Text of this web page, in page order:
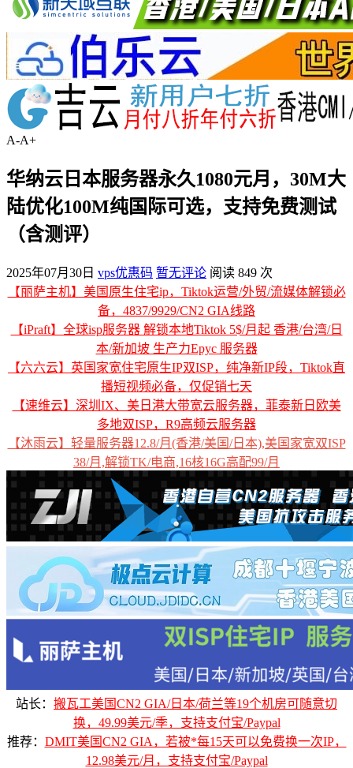
A-A+
华纳云日本服务器永久1080元月，30M大
陆优化100M纯国际可选，支持免费测试
（含测评）
2025年07月30日 vps优惠码 暂无评论 阅读 849 次
【丽萨主机】美国原生住宅ip，Tiktok运营/外贸/流媒体解锁必
备，4837/9929/CN2 GIA线路
【iPraft】全球isp服务器 解锁本地Tiktok 5$/月起 香港/台湾/日
本/新加坡 生产力Epyc 服务器
【六六云】英国家宽住宅原生IP双ISP，纯净新IP段，Tiktok直
播短视频必备，仅促销七天
【速维云】深圳IX、美日港大带宽云服务器，菲泰新日欧美
多地双ISP，R9高频云服务器
【沐雨云】轻量服务器12.8/月(香港/美国/日本),美国家宽双ISP
38/月,解锁TK/电商,16核16G高配99/月
站长： 搬瓦工美国CN2 GIA/日本/荷兰等19个机房可随意切
换，49.99美元/季，支持支付宝/Paypal
推荐： DMIT美国CN2 GIA，若被*每15天可以免费换一次IP，
12.98美元/月，支持支付宝/Paypal